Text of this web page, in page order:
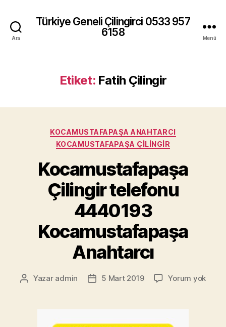
Ara
Türkiye Geneli Çilingirci 0533 957
6158
Menü
Etiket: Fatih Çilingir
Kategoriler
KOCAMUSTAFAPAŞA ANAHTARCI
KOCAMUSTAFAPAŞA ÇILINGIR
Kocamustafapaşa
Çilingir telefonu
4440193
Kocamustafapaşa
Anahtarcı
Yazının
Yazar admin
Yazı5 Mart 2019 Yorum yok